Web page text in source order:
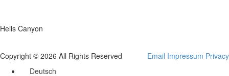
Hells Canyon
Copyright © 2026 All Rights Reserved Email Impressum Privacy
Deutsch